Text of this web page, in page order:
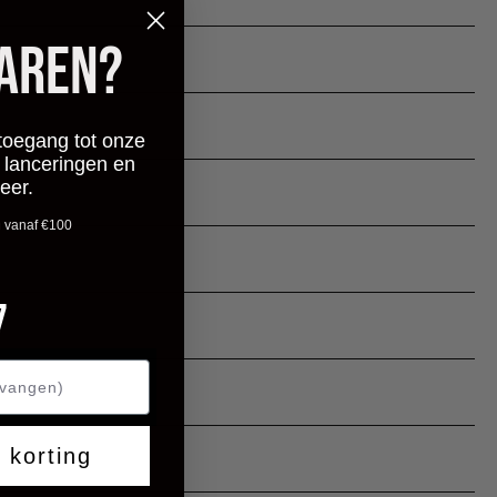
tot onze
en
vanaf €100
ends in:
korting